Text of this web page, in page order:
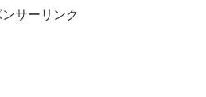
ンサーリンク